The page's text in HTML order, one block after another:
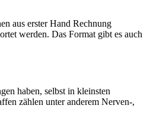
aus erster Hand Rechnung
werden. Das Format gibt es auch
haben, selbst in kleinsten
zählen unter anderem Nerven-,